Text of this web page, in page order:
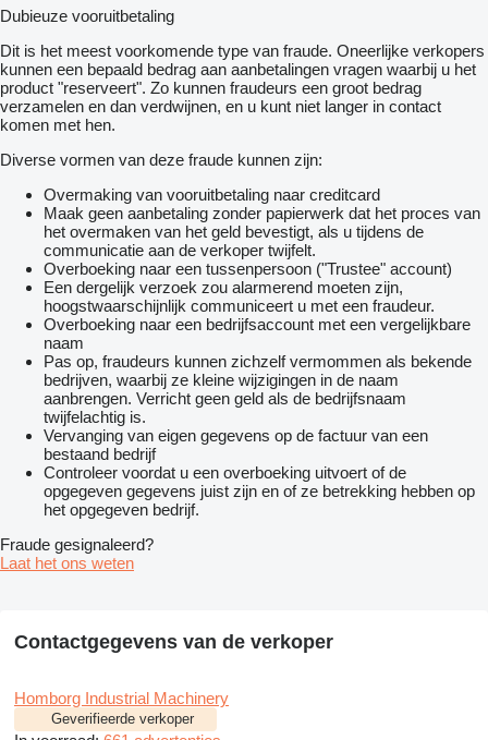
Dubieuze vooruitbetaling
Dit is het meest voorkomende type van fraude. Oneerlijke verkopers
kunnen een bepaald bedrag aan aanbetalingen vragen waarbij u het
product "reserveert". Zo kunnen fraudeurs een groot bedrag
verzamelen en dan verdwijnen, en u kunt niet langer in contact
komen met hen.
Diverse vormen van deze fraude kunnen zijn:
Overmaking van vooruitbetaling naar creditcard
Maak geen aanbetaling zonder papierwerk dat het proces van
het overmaken van het geld bevestigt, als u tijdens de
communicatie aan de verkoper twijfelt.
Overboeking naar een tussenpersoon ("Trustee" account)
Een dergelijk verzoek zou alarmerend moeten zijn,
hoogstwaarschijnlijk communiceert u met een fraudeur.
Overboeking naar een bedrijfsaccount met een vergelijkbare
naam
Pas op, fraudeurs kunnen zichzelf vermommen als bekende
bedrijven, waarbij ze kleine wijzigingen in de naam
aanbrengen. Verricht geen geld als de bedrijfsnaam
twijfelachtig is.
Vervanging van eigen gegevens op de factuur van een
bestaand bedrijf
Controleer voordat u een overboeking uitvoert of de
opgegeven gegevens juist zijn en of ze betrekking hebben op
het opgegeven bedrijf.
Fraude gesignaleerd?
Laat het ons weten
Contactgegevens van de verkoper
Homborg Industrial Machinery
Geverifieerde verkoper